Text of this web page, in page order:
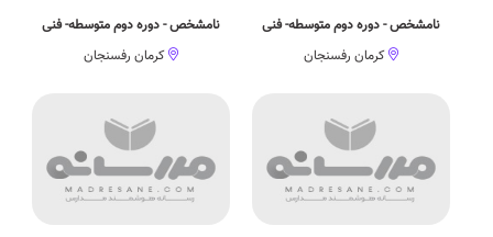
نامشخص - دوره دوم متوسطه- فنی
کرمان رفسنجان
نامشخص - دوره دوم متوسطه- فنی
کرمان رفسنجان